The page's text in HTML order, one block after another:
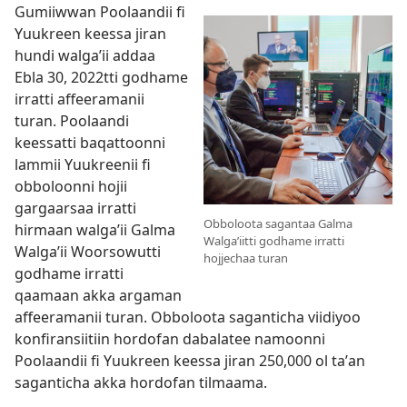
Obboloota sagantaa Galma
Walgaʼiitti godhame irratti
hojjechaa turan
Gumiiwwan Poolaandii fi
Yuukreen keessa jiran
hundi walgaʼii addaa
Ebla 30, 2022​tti godhame
irratti affeeramanii
turan. Poolaandi
keessatti baqattoonni
lammii Yuukreenii fi
obboloonni hojii
gargaarsaa irratti
hirmaan walgaʼii Galma
Walgaʼii Woorsowutti
godhame irratti
qaamaan akka argaman
affeeramanii turan. Obboloota saganticha viidiyoo
konfiransiitiin hordofan dabalatee namoonni
Poolaandii fi Yuukreen keessa jiran 250,000 ol taʼan
saganticha akka hordofan tilmaama.